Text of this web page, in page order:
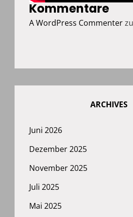
Kommentare
A WordPress Commenterzu
ARCHIVES
Juni 2026
Dezember 2025
November 2025
Juli 2025
Mai 2025